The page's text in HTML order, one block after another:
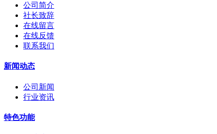
公司简介
社长致辞
在线留言
在线反馈
联系我们
新闻动态
公司新闻
行业资讯
特色功能